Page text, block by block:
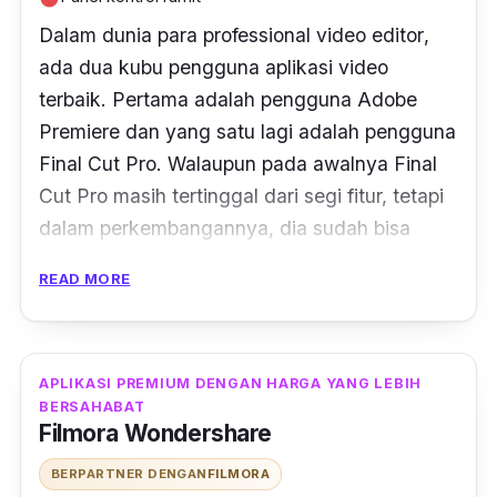
Dalam dunia para professional video editor,
ada dua kubu pengguna aplikasi video
terbaik. Pertama adalah pengguna Adobe
Premiere dan yang satu lagi adalah pengguna
Final Cut Pro. Walaupun pada awalnya Final
Cut Pro masih tertinggal dari segi fitur, tetapi
dalam perkembangannya, dia sudah bisa
mengungguli dalam beberapa hal.
Poin yang membedakannya hanya bahwa
Final Cut Pro dibuat eksklusif untukplatform
MacOS. Ini artinya dia bisa bekerja dengan
mulus dan lebih ringan, dan pengguna tidak
dipusingkan dengan urusan virus dan
READ MORE
APLIKASI PREMIUM DENGAN HARGA YANG LEBIH
BERSAHABAT
Filmora Wondershare
BERPARTNER DENGAN FILMORA